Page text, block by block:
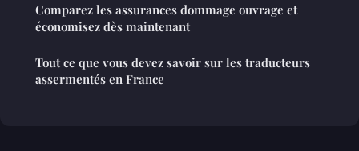
Comparez les assurances dommage ouvrage et
économisez dès maintenant
Tout ce que vous devez savoir sur les traducteurs
assermentés en France